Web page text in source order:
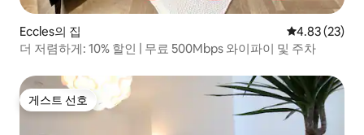
Eccles의 집 평점 4.83점(5
4.83 (23)
더 저렴하게: 10% 할인 | 무료 500Mbps 와이파이 및 주차
게스트 선호
게스트 선호